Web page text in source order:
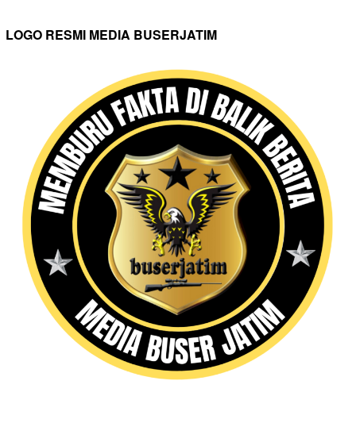
LOGO RESMI MEDIA BUSERJATIM